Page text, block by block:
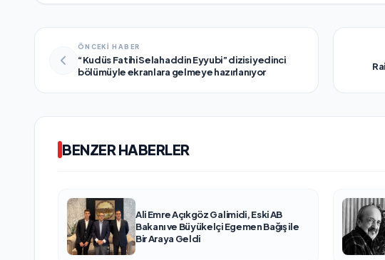
ÖNCEKİ HABER
“Kudüs Fatihi Selahaddin Eyyubi” dizisi yedinci
bölümüyle ekranlara gelmeye hazırlanıyor
BENZER HABERLER
Ali Emre Açıkgöz Galimidi, Eski AB
Bakanı ve Büyükelçi Egemen Bağış ile
Bir Araya Geldi